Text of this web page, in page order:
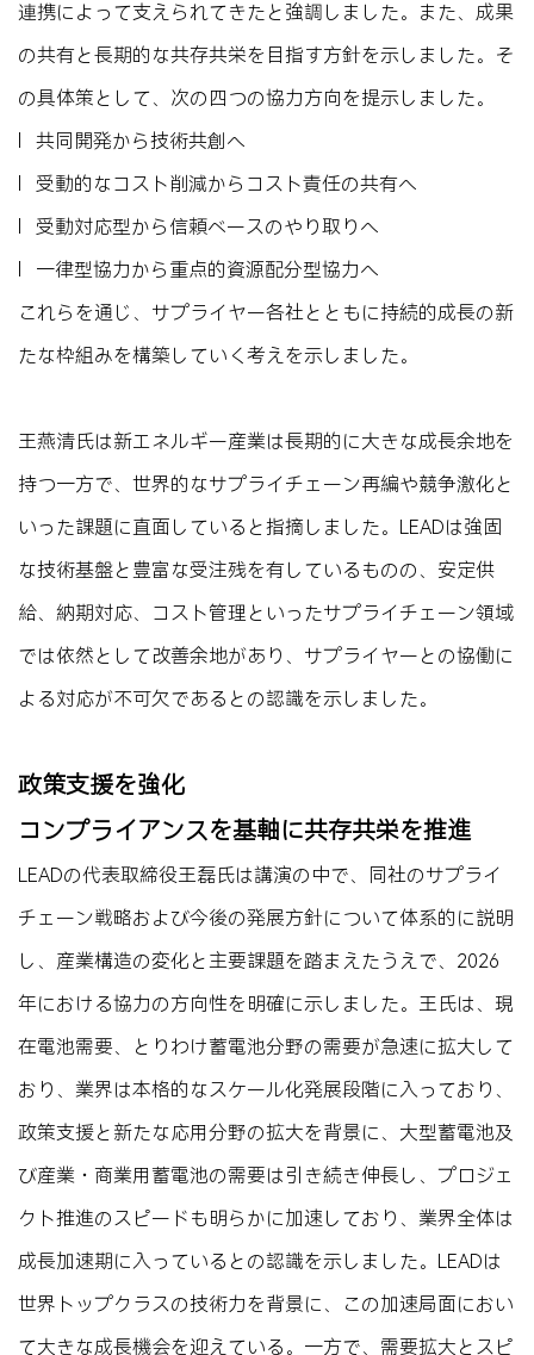
連携によって支えられてきたと強調しました。また、成果
の共有と長期的な共存共栄を目指す方針を示しました。そ
の具体策として、次の四つの協力方向を提示しました。
l 共同開発から技術共創へ
l 受動的なコスト削減からコスト責任の共有へ
l 受動対応型から信頼ベースのやり取りへ
l 一律型協力から重点的資源配分型協力へ
これらを通じ、サプライヤー各社とともに持続的成長の新
たな枠組みを構築していく考えを示しました。
王燕清氏は新エネルギー産業は長期的に大きな成長余地を
持つ一方で、世界的なサプライチェーン再編や競争激化と
いった課題に直面していると指摘しました。LEADは強固
な技術基盤と豊富な受注残を有しているものの、安定供
給、納期対応、コスト管理といったサプライチェーン領域
では依然として改善余地があり、サプライヤーとの協働に
よる対応が不可欠であるとの認識を示しました。
政策支援を強化
コンプライアンスを基軸に共存共栄を推進
LEADの代表取締役王磊氏は講演の中で、同社のサプライ
チェーン戦略および今後の発展方針について体系的に説明
し、産業構造の変化と主要課題を踏まえたうえで、2026
年における協力の方向性を明確に示しました。王氏は、現
在電池需要、とりわけ蓄電池分野の需要が急速に拡大して
おり、業界は本格的なスケール化発展段階に入っており、
政策支援と新たな応用分野の拡大を背景に、大型蓄電池及
び産業・商業用蓄電池の需要は引き続き伸長し、プロジェ
クト推進のスピードも明らかに加速しており、業界全体は
成長加速期に入っているとの認識を示しました。LEADは
世界トップクラスの技術力を背景に、この加速局面におい
て大きな成長機会を迎えている。一方で、需要拡大とスピ